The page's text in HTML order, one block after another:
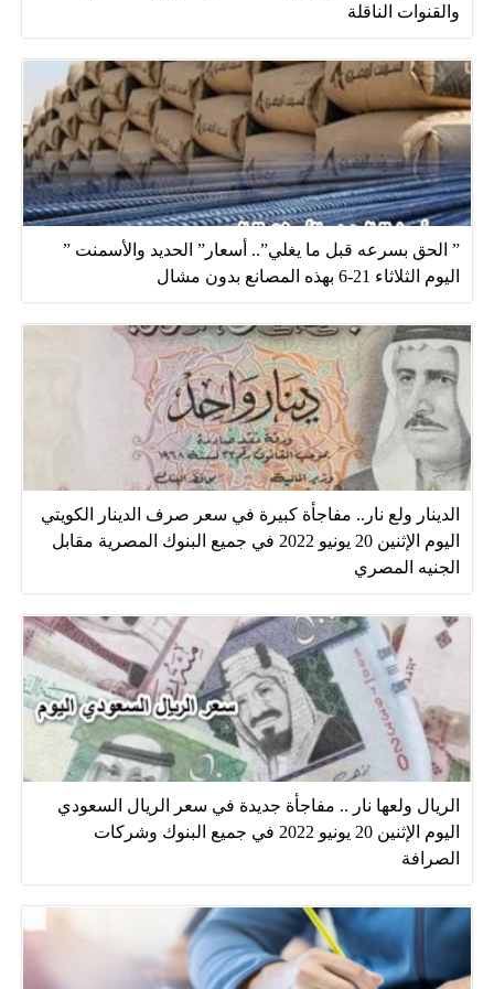
والقنوات الناقلة
” الحق بسرعه قبل ما يغلي”.. أسعار” الحديد والأسمنت ”
اليوم الثلاثاء 21-6 بهذه المصانع بدون مشال
الدينار ولع نار.. مفاجأة كبيرة في سعر صرف الدينار الكويتي
اليوم الإثنين 20 يونيو 2022 في جميع البنوك المصرية مقابل
الجنيه المصري
الريال ولعها نار .. مفاجأة جديدة في سعر الريال السعودي
اليوم الإثنين 20 يونيو 2022 في جميع البنوك وشركات
الصرافة